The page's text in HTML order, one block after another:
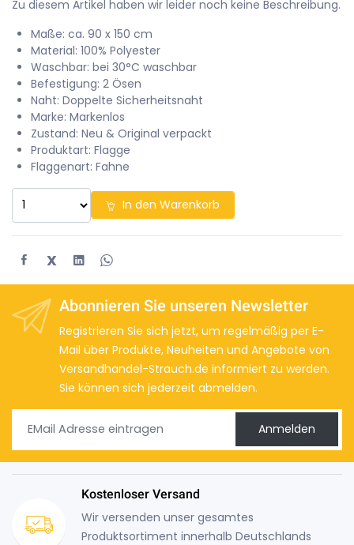
Zu diesem Artikel haben wir leider noch keine Beschreibung.
Maße: ca. 90 x 150 cm
Material: 100% Polyester
Waschbar: bei 30°C waschbar
Befestigung: 2 Ösen
Naht: Doppelte Sicherheitsnaht
Marke: Markenlos
Zustand: Neu & Original verpackt
Produktart: Flagge
Flaggenart: Fahne
In den Warenkorb
X
Abonnieren Sie unseren Newsletter
Registrieren Sie sich jetzt, um regelmäßig per E-
Mail über Produkte, Neuheiten und Angebote von
Versandhandel-Strauch.de informiert zu werden.
Sie können sich jederzeit abmelden.
Anmelden
Kostenloser Versand
Wir versenden unser gesamtes
Produktsortiment innerhalb Deutschlands